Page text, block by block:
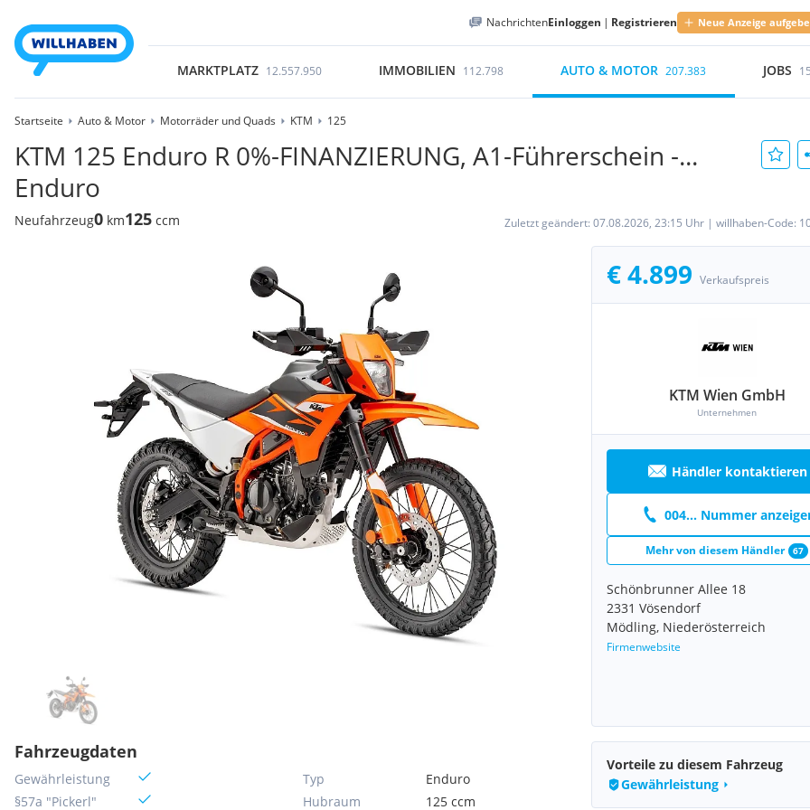
NachrichtenEinloggen | Registrieren Neue Anzeige
MARKTPLATZ 12.557.950 IMMOBILIEN 112.798 AUTO & MOTOR 207.383 JOBS
Startseite Auto & Motor Motorräder und Quads KTM 125
KTM 125 Enduro R 0%-FINANZIERUNG, A1-Führerschein -...
Enduro
Neufahrzeug0 km125 ccm Zuletzt geändert: 07.08.2026, 23:15 Uhr | willhaben-Code:
€ 4.899 Verkaufspreis
KTM Wien GmbH
Unternehmen
Händler kontaktieren
004... Nummer
Mehr von diesem Händler 67
Schönbrunner Allee 18
2331 Vösendorf
Mödling, Niederösterreich
Firmenwebsite
Fahrzeugdaten
Gewährleistung
§57a "Pickerl"
Typ
Enduro
Hubraum
125 ccm
Vorteile zu diesem Fahrzeug
Gewährleistung